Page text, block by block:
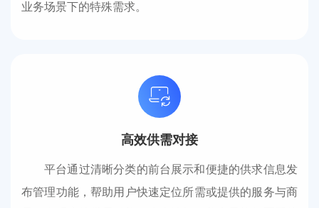
业务场景下的特殊需求。
高效供需对接
平台通过清晰分类的前台展示和便捷的供求信息发
布管理功能，帮助用户快速定位所需或提供的服务与商